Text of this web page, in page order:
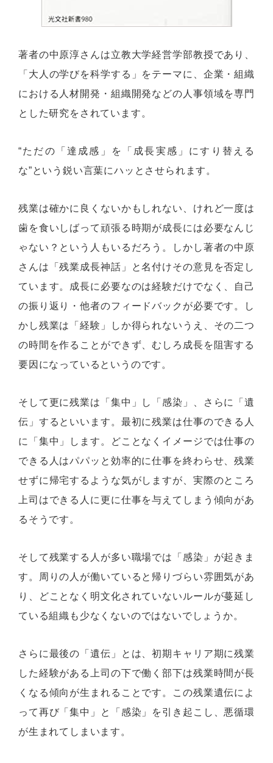
著者の中原淳さんは立教大学経営学部教授であり、
「大人の学びを科学する」をテーマに、企業・組織
における人材開発・組織開発などの人事領域を専門
とした研究をされています。
“ただの「達成感」を「成長実感」にすり替える
な”という鋭い言葉にハッとさせられます。
残業は確かに良くないかもしれない、けれど一度は
歯を食いしばって頑張る時期が成長には必要なんじ
ゃない？という人もいるだろう。しかし著者の中原
さんは「残業成長神話」と名付けその意見を否定し
ています。成長に必要なのは経験だけでなく、自己
の振り返り・他者のフィードバックが必要です。し
かし残業は「経験」しか得られないうえ、その二つ
の時間を作ることができず、むしろ成長を阻害する
要因になっているというのです。
そして更に残業は「集中」し「感染」、さらに「遺
伝」するといいます。最初に残業は仕事のできる人
に「集中」します。どことなくイメージでは仕事の
できる人はパパッと効率的に仕事を終わらせ、残業
せずに帰宅するような気がしますが、実際のところ
上司はできる人に更に仕事を与えてしまう傾向があ
るそうです。
そして残業する人が多い職場では「感染」が起きま
す。周りの人が働いていると帰りづらい雰囲気があ
り、どことなく明文化されていないルールが蔓延し
ている組織も少なくないのではないでしょうか。
さらに最後の「遺伝」とは、初期キャリア期に残業
した経験がある上司の下で働く部下は残業時間が長
くなる傾向が生まれることです。この残業遺伝によ
って再び「集中」と「感染」を引き起こし、悪循環
が生まれてしまいます。